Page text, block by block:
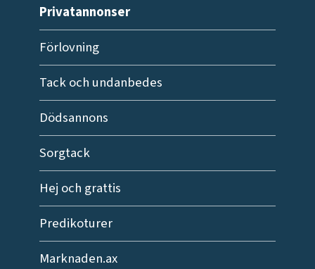
Privatannonser
Förlovning
Tack och undanbedes
Dödsannons
Sorgtack
Hej och grattis
Predikoturer
Marknaden.ax